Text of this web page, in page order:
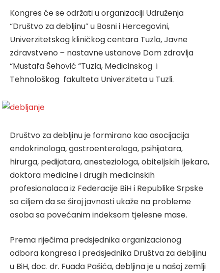
Kongres će se održati u organizaciji Udruženja
“Društvo za debljinu” u Bosni i Hercegovini,
Univerzitetskog kliničkog centara Tuzla, Javne
zdravstveno – nastavne ustanove Dom zdravlja
“Mustafa Šehović “Tuzla, Medicinskog i
Tehnološkog fakulteta Univerziteta u Tuzli.
Društvo za debljinu je formirano kao asocijacija
endokrinologa, gastroenterologa, psihijatara,
hirurga, pedijatara, anesteziologa, obiteljskih ljekara,
doktora medicine i drugih medicinskih
profesionalaca iz Federacije BiH i Republike Srpske
sa ciljem da se široj javnosti ukaže na probleme
osoba sa povećanim indeksom tjelesne mase.
Prema riječima predsjednika organizacionog
odbora kongresa i predsjednika Društva za debljinu
u BiH, doc. dr. Fuada Pašića, debljina je u našoj zemlji